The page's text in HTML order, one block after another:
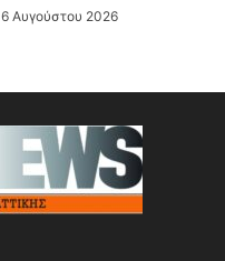
6 Αυγούστου 2026